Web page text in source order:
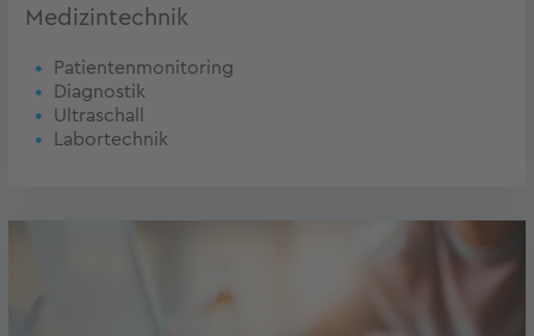
Medizintechnik
Patientenmonitoring
Diagnostik
Ultraschall
Labortechnik